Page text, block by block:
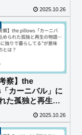
底考察｜“神に背
が示す本当の自分
2025.10.26
察】the
カーニバル」に
た孤独と再生の
”が意味するもの
2025.10.26